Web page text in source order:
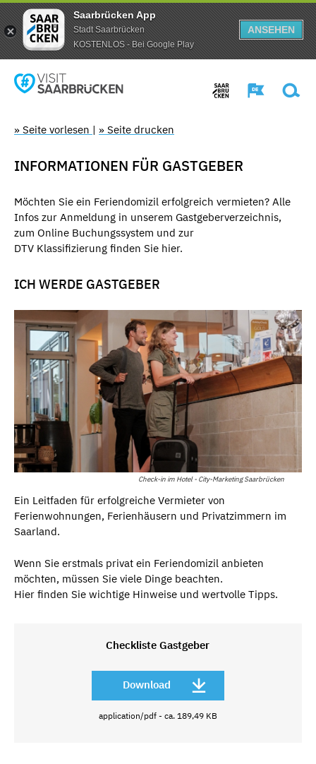
Saarbrücken App
Stadt Saarbrücken
KOSTENLOS - Bei Google Play
ANSEHEN
» Seite vorlesen | » Seite drucken
INFORMATIONEN FÜR GASTGEBER
Möchten Sie ein Feriendomizil erfolgreich vermieten? Alle
Infos zur Anmeldung in unserem Gastgeberverzeichnis,
zum Online Buchungssystem und zur
DTV Klassifizierung finden Sie hier.
ICH WERDE GASTGEBER
Check-in im Hotel - City-Marketing Saarbrücken
Ein Leitfaden für erfolgreiche Vermieter von
Ferienwohnungen, Ferienhäusern und Privatzimmern im
Saarland.
Wenn Sie erstmals privat ein Feriendomizil anbieten
möchten, müssen Sie viele Dinge beachten.
Hier finden Sie wichtige Hinweise und wertvolle Tipps.
Checkliste Gastgeber
Download
application/pdf - ca. 189,49 KB